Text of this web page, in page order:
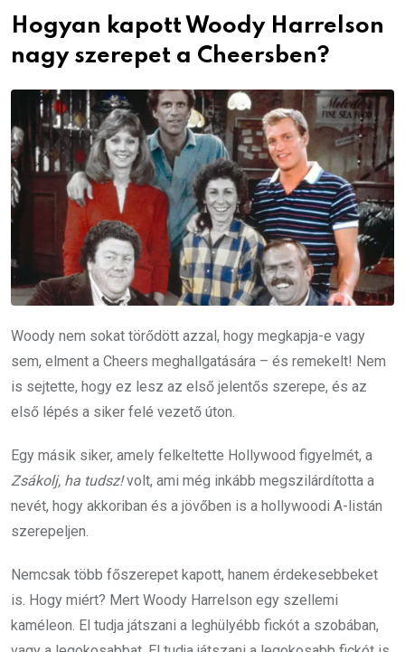
Hogyan kapott Woody Harrelson
nagy szerepet a Cheersben?
Woody nem sokat törődött azzal, hogy megkapja-e vagy
sem, elment a Cheers meghallgatására – és remekelt! Nem
is sejtette, hogy ez lesz az első jelentős szerepe, és az
első lépés a siker felé vezető úton.
Egy másik siker, amely felkeltette Hollywood figyelmét, a
Zsákolj, ha tudsz!volt, ami még inkább megszilárdította a
nevét, hogy akkoriban és a jövőben is a hollywoodi A-listán
szerepeljen.
Nemcsak több főszerepet kapott, hanem érdekesebbeket
is. Hogy miért? Mert Woody Harrelson egy szellemi
kaméleon. El tudja játszani a leghülyébb fickót a szobában,